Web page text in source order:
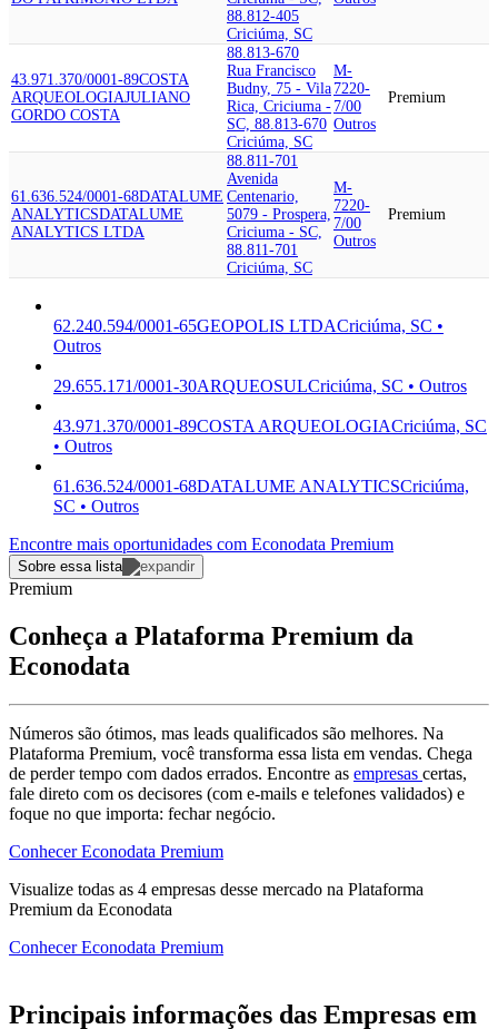
88.812-405
Criciúma, SC
43.971.370/0001-89COSTA
ARQUEOLOGIAJULIANO
GORDO COSTA
88.813-670
Rua Francisco
Budny, 75 - Vila
Rica, Criciuma -
SC, 88.813-670
Criciúma, SC
M-
7220-
7/00
Outros
Premium
61.636.524/0001-68DATALUME
ANALYTICSDATALUME
ANALYTICS LTDA
88.811-701
Avenida
Centenario,
5079 - Prospera,
Criciuma - SC,
88.811-701
Criciúma, SC
M-
7220-
7/00
Outros
Premium
62.240.594/0001-65GEOPOLIS LTDACriciúma, SC •
Outros
29.655.171/0001-30ARQUEOSULCriciúma, SC • Outros
43.971.370/0001-89COSTA ARQUEOLOGIACriciúma, SC
• Outros
61.636.524/0001-68DATALUME ANALYTICSCriciúma,
SC • Outros
Encontre mais oportunidades com Econodata Premium
Sobre essa lista
Premium
Conheça a Plataforma Premium da
Econodata
Números são ótimos, mas leads qualificados são melhores. Na
Plataforma Premium, você transforma essa lista em vendas. Chega
de perder tempo com dados errados. Encontre as empresas certas,
fale direto com os decisores (com e-mails e telefones validados) e
foque no que importa: fechar negócio.
Conhecer Econodata Premium
Visualize todas as 4 empresas desse mercado na Plataforma
Premium da Econodata
Conhecer Econodata Premium
Principais informações das Empresas em